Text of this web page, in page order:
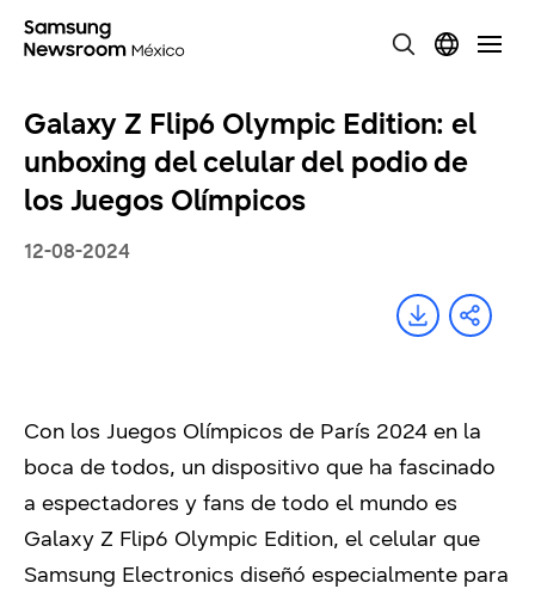
Galaxy Z Flip6 Olympic Edition: el
unboxing del celular del podio de
los Juegos Olímpicos
12-08-2024
Con los Juegos Olímpicos de París 2024 en la
boca de todos, un dispositivo que ha fascinado
a espectadores y fans de todo el mundo es
Galaxy Z Flip6 Olympic Edition, el celular que
Samsung Electronics diseñó especialmente para